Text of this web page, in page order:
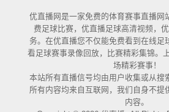
优直播网是一家免费的体育赛事直播网
费足球比赛，优直播足球高清视频，
务。在优直播您不仅能免费看到在线足
看足球赛事录像回放，比赛精彩集锦。
场精彩赛事！
本站所有直播信号均由用户收集或从搜
所有内容均来自互联网，我们自身不提
内容。